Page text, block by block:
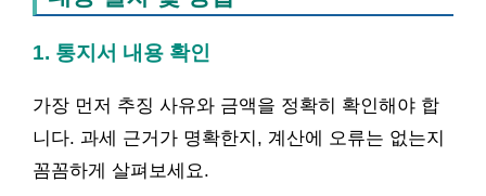
1. 통지서 내용 확인
가장 먼저 추징 사유와 금액을 정확히 확인해야 합
니다. 과세 근거가 명확한지, 계산에 오류는 없는지
꼼꼼하게 살펴보세요.